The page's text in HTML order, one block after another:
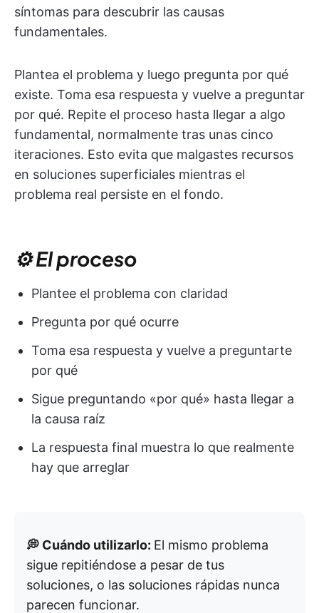
síntomas para descubrir las causas
fundamentales.
Plantea el problema y luego pregunta por qué
existe. Toma esa respuesta y vuelve a preguntar
por qué. Repite el proceso hasta llegar a algo
fundamental, normalmente tras unas cinco
iteraciones. Esto evita que malgastes recursos
en soluciones superficiales mientras el
problema real persiste en el fondo.
⚙️ El proceso
Plantee el problema con claridad
Pregunta por qué ocurre
Toma esa respuesta y vuelve a preguntarte
por qué
Sigue preguntando «por qué» hasta llegar a
la causa raíz
La respuesta final muestra lo que realmente
hay que arreglar
💭 Cuándo utilizarlo: El mismo problema
sigue repitiéndose a pesar de tus
soluciones, o las soluciones rápidas nunca
parecen funcionar.